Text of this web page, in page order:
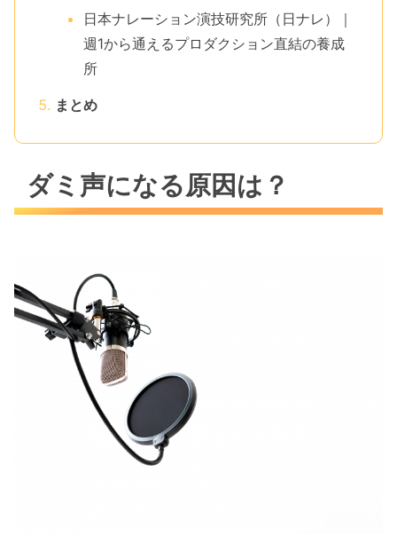
日本ナレーション演技研究所（日ナレ）｜
週1から通えるプロダクション直結の養成
所
まとめ
ダミ声になる原因は？